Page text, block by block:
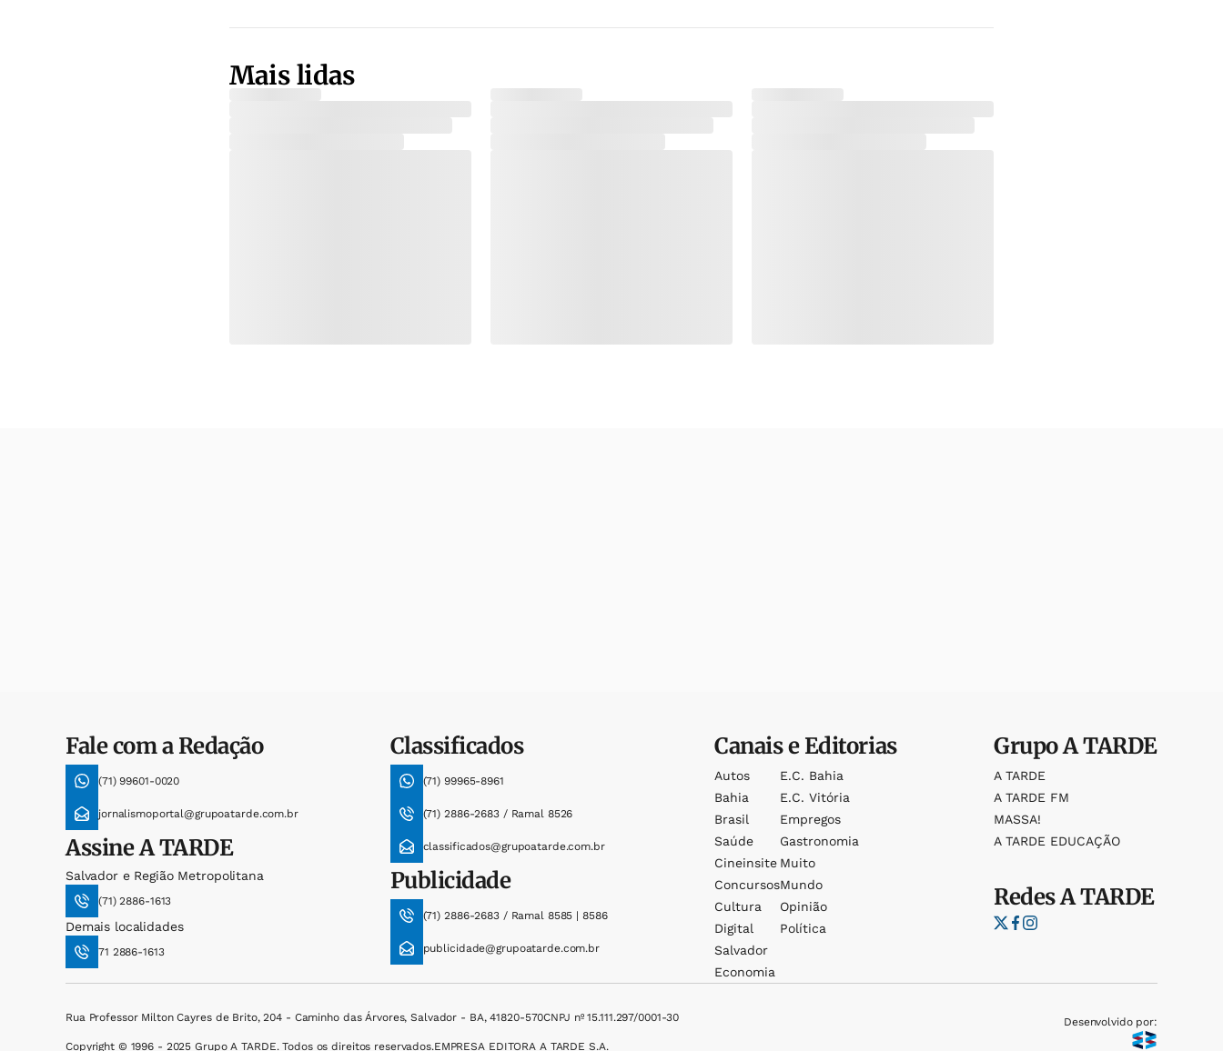
Mais lidas
Fale com a Redação
(71) 99601-0020
jornalismoportal@grupoatarde.com.br
AssineA TARDE
Salvador e Região Metropolitana
(71) 2886-1613
Demais localidades
71 2886-1613
Classificados
(71) 99965-8961
(71) 2886-2683 / Ramal 8526
classificados@grupoatarde.com.br
Publicidade
(71) 2886-2683 / Ramal 8585 | 8586
publicidade@grupoatarde.com.br
Canais e Editorias
Autos
Bahia
Brasil
Saúde
Cineinsite
Concursos
Cultura
Digital
Salvador
Economia
E.c. Bahia
E.c. Vitória
Empregos
Gastronomia
Muito
Mundo
Opinião
Política
GrupoA TARDE
A TARDE
A TARDE FM
MASSA!
A TARDE EDUCAÇÃO
RedesA TARDE
Rua Professor Milton Cayres de Brito, 204 - Caminho das Árvores, Salvador - BA, 41820-570CNPJ nº 15.111.297/0001-30
Copyright © 1996 - 2025 Grupo A TARDE. Todos os direitos reservados.EMPRESA EDITORA A TARDE S.A.
Desenvolvido por: